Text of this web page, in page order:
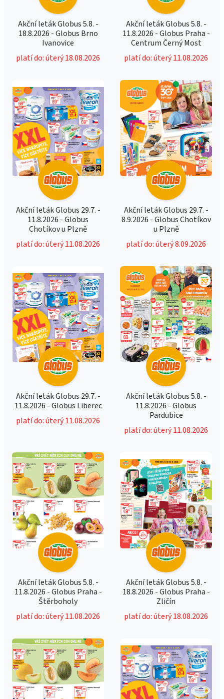
Akční leták Globus 5.8. -
18.8.2026 - Globus Brno
Ivanovice
platí do: úterý 18.08.2026
Akční leták Globus 5.8. -
11.8.2026 - Globus Praha -
Centrum Černý Most
platí do: úterý 11.08.2026
Akční leták Globus 29.7. -
11.8.2026 - Globus
Chotíkov u Plzně
platí do: úterý 11.08.2026
Akční leták Globus 29.7. -
8.9.2026 - Globus Chotíkov
u Plzně
platí do: úterý 8.09.2026
Akční leták Globus 29.7. -
11.8.2026 - Globus Liberec
platí do: úterý 11.08.2026
Akční leták Globus 5.8. -
11.8.2026 - Globus
Pardubice
platí do: úterý 11.08.2026
Akční leták Globus 5.8. -
11.8.2026 - Globus Praha -
Štěrboholy
platí do: úterý 11.08.2026
Akční leták Globus 5.8. -
18.8.2026 - Globus Praha -
Zličín
platí do: úterý 18.08.2026